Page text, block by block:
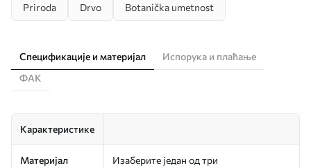
Priroda Drvo Botanička umetnost
Спецификације и материјал
Испорука и плаћање
ФАК
Карактеристике
Материјал
Изаберите један од три